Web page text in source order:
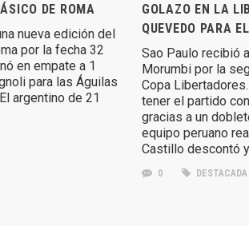
DE ROMA
nueva edición del
por la fecha 32
en empate a 1
para las Águilas
argentino de 21
GOLAZO EN LA
QUEVEDO PARA
Sao Paulo recibió
Morumbi por la
Copa
tener el partido
gracias a un
equipo peruano
Castillo descontó
0 DESTACADA